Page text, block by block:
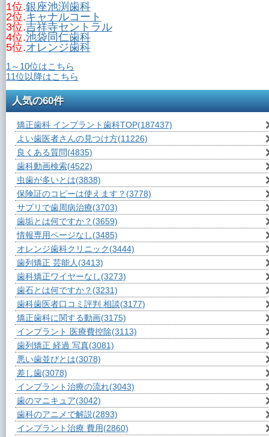
1位.銀座池渕歯科
2位.キャナルコート
3位.吉祥寺セントラル
4位.池袋同仁歯科
5位.オレンジ歯科
1～10位はこちら
11位以降はこちら
人気の60件
矯正歯科 インプラント歯科TOP(187437)
よい歯医者さんの見つけ方(11226)
良くある質問(4835)
歯科動画検索(4522)
虫歯が多いとは(3838)
保険証のコピーは使えます？ (3778)
サプリで歯周病治療(3703)
歯垢とは何ですか？ (3659)
情報専用ページなし(3485)
オレンジ歯科クリニック(3444)
歯列矯正 芸能人 (3413)
歯科矯正ワイヤーなし(3273)
歯石とは何ですか？ (3231)
歯科歯医者口コミ評判 相談(3177)
矯正歯科に関する動画(3175)
インプラント 医療費控除(3113)
歯列矯正 経過 写真(3081)
悪い歯並びとは(3078)
差し歯(3078)
インプラント治療の流れ(3043)
歯のマニキュア(3042)
歯科のアニメで解説(2893)
インプラント治療 費用(2860)